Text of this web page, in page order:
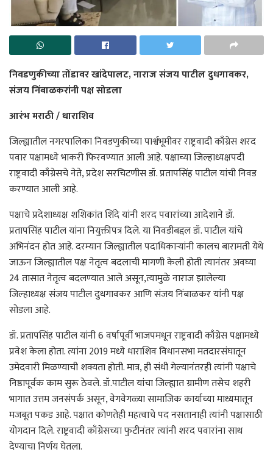
निवडणुकीच्या तोंडावर खांदेपालट, नाराज संजय पाटील दुधगावकर,
संजय निंबाळकरांनी पक्ष सोडला
आरंभ मराठी / धाराशिव
जिल्ह्यातील नगरपालिका निवडणुकीच्या पार्श्वभूमीवर राष्ट्रवादी काँग्रेस शरद
पवार पक्षामध्ये भाकरी फिरवण्यात आली आहे. पक्षाच्या जिल्हाध्यक्षपदी
राष्ट्रवादी काँग्रेसचे नेते, प्रदेश सरचिटणीस डॉ. प्रतापसिंह पाटील यांची निवड
करण्यात आली आहे.
पक्षाचे प्रदेशाध्यक्ष शशिकांत शिंदे यांनी शरद पवारांच्या आदेशाने डॉ.
प्रतापसिंह पाटील यांना नियुक्तीपत्र दिले. या निवडीबद्दल डॉ. पाटील यांचे
अभिनंदन होत आहे. दरम्यान जिल्ह्यातील पदाधिकाऱ्यांनी कालच बारामती येथे
जाऊन जिल्ह्यातील पक्ष नेतृत्व बदलाची मागणी केली होती त्यानंतर अवघ्या
24 तासात नेतृत्व बदलण्यात आले असून,त्यामुळे नाराज झालेल्या
जिल्हाध्यक्ष संजय पाटील दुधगावकर आणि संजय निंबाळकर यांनी पक्ष
सोडला आहे.
डॉ. प्रतापसिंह पाटील यांनी 6 वर्षापूर्वी भाजपमधून राष्ट्रवादी काँग्रेस पक्षामध्ये
प्रवेश केला होता. त्यांना 2019 मध्ये धाराशिव विधानसभा मतदारसंघातून
उमेदवारी मिळण्याची शक्यता होती. मात्र, ही संधी गेल्यानंतरही त्यांनी पक्षाचे
निष्ठापूर्वक काम सुरू ठेवले. डॉ.पाटील यांचा जिल्ह्यात ग्रामीण तसेच शहरी
भागात उत्तम जनसंपर्क असून, वेगवेगळ्या सामाजिक कार्याच्या माध्यमातून
मजबूत पकड आहे. पक्षात कोणतेही महत्वाचे पद नसतानाही त्यांनी पक्षासाठी
योगदान दिले. राष्ट्रवादी काँग्रेसच्या फुटीनंतर त्यांनी शरद पवारांना साथ
देण्याचा निर्णय घेतला.